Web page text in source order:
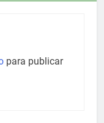
para publicar